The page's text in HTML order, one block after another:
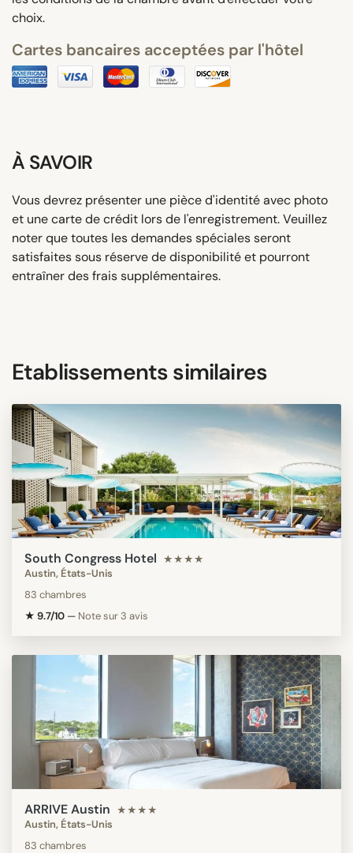
choix.
Cartes bancaires acceptées par l'hôtel
À SAVOIR
Vous devrez présenter une pièce d'identité avec photo
et une carte de crédit lors de l'enregistrement. Veuillez
noter que toutes les demandes spéciales seront
satisfaites sous réserve de disponibilité et pourront
entraîner des frais supplémentaires.
Etablissements similaires
South Congress Hotel ★★★★
Austin, États-Unis
83 chambres
★ 9.7/10 — Note sur 3 avis
ARRIVE Austin ★★★★
Austin, États-Unis
83 chambres